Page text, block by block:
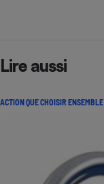
Lire aussi
ACTION QUE CHOISIR ENSEMBLE